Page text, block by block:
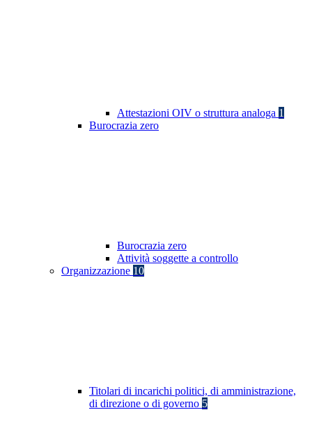
Attestazioni OIV o struttura analoga 1
Burocrazia zero
Burocrazia zero
Attività soggette a controllo
Organizzazione 10
Titolari di incarichi politici, di amministrazione,
di direzione o di governo 5